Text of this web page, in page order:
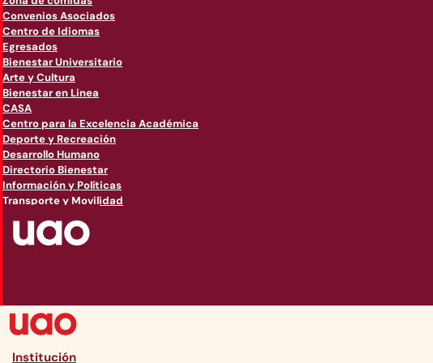
Convenios Asociados
Centro de Idiomas
Egresados
Bienestar Universitario
Arte y Cultura
Bienestar en Linea
CASA
Centro para la Excelencia Académica
Deporte y Recreación
Desarrollo Humano
Directorio Bienestar
Información y Políticas
Transporte y Movilidad
Institución